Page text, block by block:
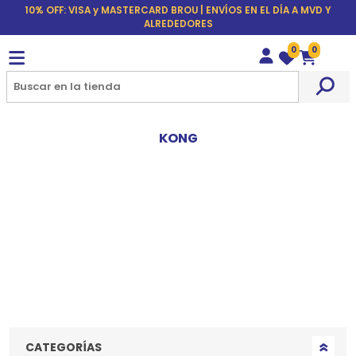
10% OFF: VISA y MASTERCARD BROU | ENVÍOS EN EL DÍA A MVD Y
ALREDEDORES
Wishlist
0
Carrito
0
KONG
CATEGORÍAS